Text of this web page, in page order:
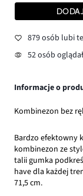
879 osób lubi
52 osób
Informacje o
Kombinezon bez
Bardzo efektowny
kombinezon ze
talii gumka
have dla każdej
71,5 cm.